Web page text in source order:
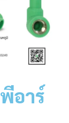
อาร์